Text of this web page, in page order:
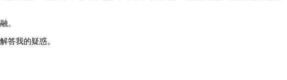
。
答我的疑惑。